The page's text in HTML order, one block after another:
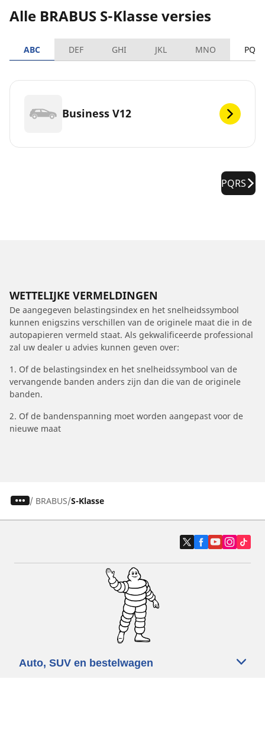
Alle BRABUS S-Klasse versies
ABC DEF GHI JKL MNO PQRS
Business V12
PQRS
WETTELIJKE VERMELDINGEN
De aangegeven belastingsindex en het snelheidssymbool
kunnen enigszins verschillen van de originele maat die in de
autopapieren vermeld staat. Als gekwalificeerde professional
zal uw dealer u advies kunnen geven over:
1. Of de belastingsindex en het snelheidssymbool van de
vervangende banden anders zijn dan die van de originele
banden.
2. Of de bandenspanning moet worden aangepast voor de
nieuwe maat
/ BRABUS S-Klasse
Auto, SUV en bestelwagen